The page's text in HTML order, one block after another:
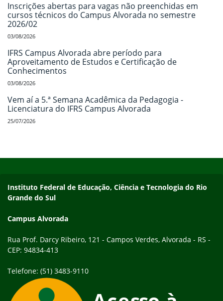
Inscrições abertas para vagas não preenchidas em
cursos técnicos do Campus Alvorada no semestre
2026/02
03/08/2026
IFRS Campus Alvorada abre período para
Aproveitamento de Estudos e Certificação de
Conhecimentos
03/08/2026
Vem aí a 5.ª Semana Acadêmica da Pedagogia -
Licenciatura do IFRS Campus Alvorada
25/07/2026
Endereço
Instituto Federal de Educação, Ciência e Tecnologia do Rio
Grande do Sul
Campus Alvorada
Rua Prof. Darcy Ribeiro, 121 - Campos Verdes, Alvorada - RS -
CEP: 94834-413
Telefone: (51) 3483-9110